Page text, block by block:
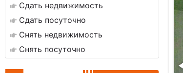
Сдать недвижимость
Сдать посуточно
Снять недвижимость
Снять посуточно